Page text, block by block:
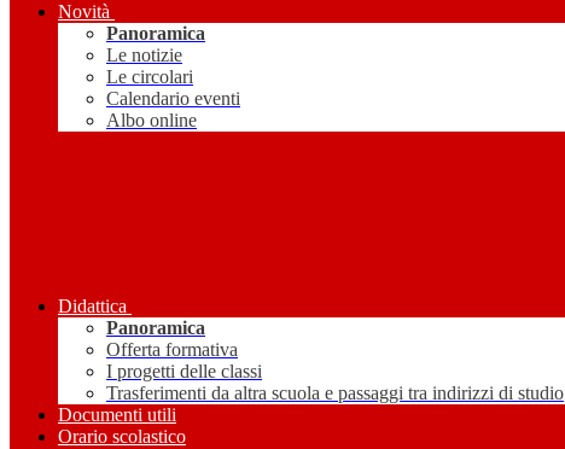
Novità
Panoramica
Le notizie
Le circolari
Calendario eventi
Albo online
Didattica
Panoramica
Offerta formativa
I progetti delle classi
Trasferimenti da altra scuola e passaggi tra indirizzi di studio
Documenti utili
Orario scolastico